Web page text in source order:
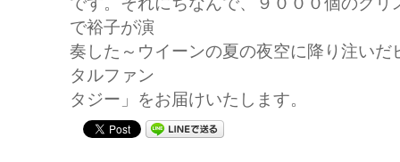
で裕子が演
奏した～ウイーンの夏の夜空に降り注い
タルファン
タジー」をお届けいたします。